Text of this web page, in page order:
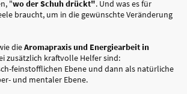
"wo der Schuh drückt". Und was es für
braucht, um in die gewünschte Veränderung
dieAromapraxis und Energiearbeit in
zusätzlich kraftvolle Helfer sind:
feinstofflichen Ebene und dann als natürliche
und mentaler Ebene.